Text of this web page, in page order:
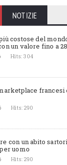
NOTIZIE
costose del
un valore fino a
Hits: 304
francesi
Hits: 290
con un abito
uomo
Hits: 290